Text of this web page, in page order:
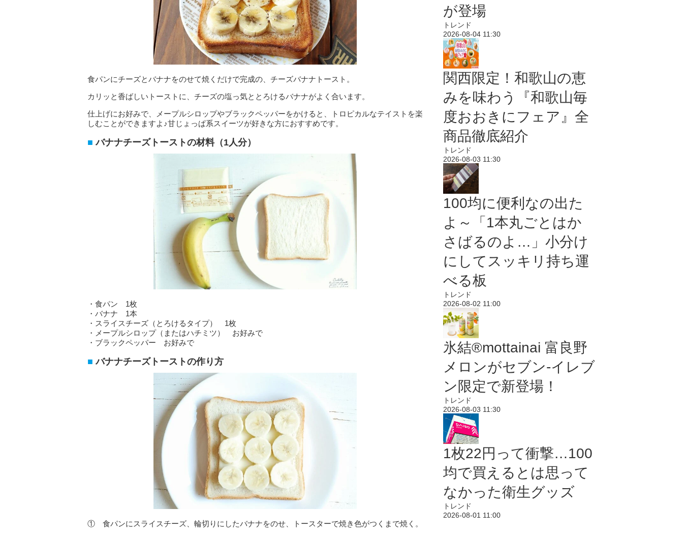
食パンにチーズとバナナをのせて焼くだけで完成の、チーズバナナトースト。
カリッと香ばしいトーストに、チーズの塩っ気ととろけるバナナがよく合います。
仕上げにお好みで、メープルシロップやブラックペッパーをかけると、トロピカルなテイストを楽
しむことができますよ♪甘じょっぱ系スイーツが好きな方におすすめです。
バナナチーズトーストの材料（1人分）
・食パン 1枚
・バナナ 1本
・スライスチーズ（とろけるタイプ） 1枚
・メープルシロップ（またはハチミツ） お好みで
・ブラックペッパー お好みで
バナナチーズトーストの作り方
① 食パンにスライスチーズ、輪切りにしたバナナをのせ、トースターで焼き色がつくまで焼く。
が登場
トレンド
2026-08-04 11:30
関西限定！和歌山の恵
みを味わう『和歌山毎
度おおきにフェア』全
商品徹底紹介
トレンド
2026-08-03 11:30
100均に便利なの出た
よ～「1本丸ごとはか
さばるのよ…」小分け
にしてスッキリ持ち運
べる板
トレンド
2026-08-02 11:00
氷結®mottainai 富良野
メロンがセブン‐イレブ
ン限定で新登場！
トレンド
2026-08-03 11:30
1枚22円って衝撃…100
均で買えるとは思って
なかった衛生グッズ
トレンド
2026-08-01 11:00